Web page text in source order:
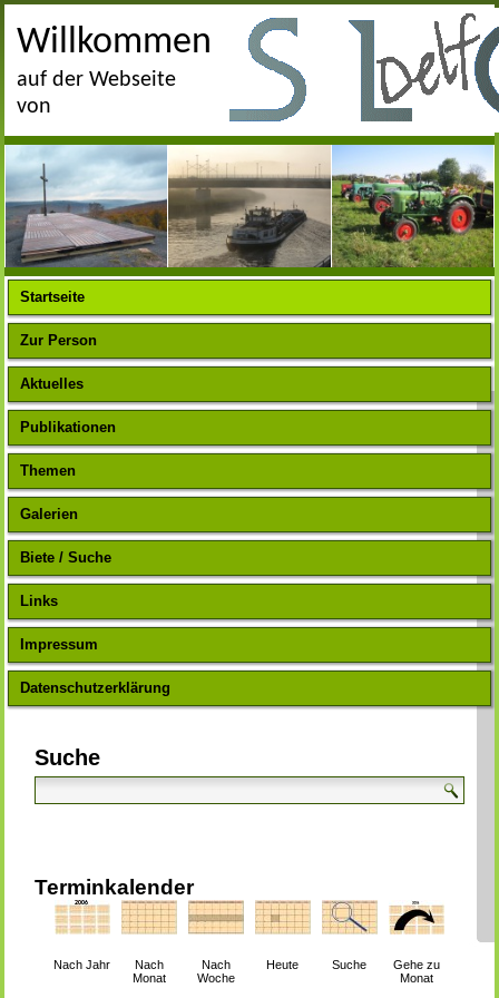
Willkommen
auf der Webseite
von
Startseite
Zur Person
Aktuelles
Publikationen
Themen
Galerien
Biete / Suche
Links
Impressum
Datenschutzerklärung
Suche
Terminkalender
Nach Jahr
Nach
Monat
Nach
Woche
Heute Suche
Gehe zu
Monat